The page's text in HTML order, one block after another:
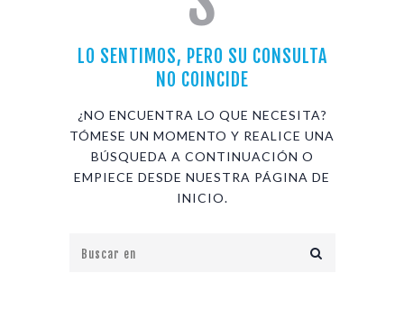
LO SENTIMOS, PERO SU CONSULTA
NO COINCIDE
¿NO ENCUENTRA LO QUE NECESITA?
TÓMESE UN MOMENTO Y REALICE UNA
BÚSQUEDA A CONTINUACIÓN O
EMPIECE DESDE NUESTRA PÁGINA DE
INICIO.